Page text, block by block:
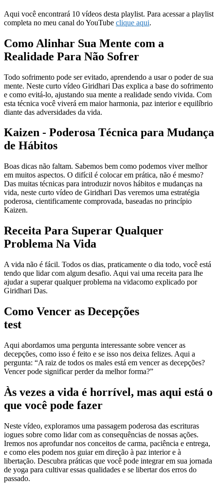
Aqui você encontrará 10 vídeos desta playlist. Para acessar a playlist
completa no meu canal do YouTube clique aqui.
Como Alinhar Sua Mente com a
Realidade Para Não Sofrer
Todo sofrimento pode ser evitado, aprendendo a usar o poder de sua
mente. Neste curto vídeo Giridhari Das explica a base do sofrimento
e como evitá-lo, ajustando sua mente a realidade sendo vivida. Com
esta técnica você viverá em maior harmonia, paz interior e equilíbrio
diante das adversidades da vida.
Kaizen - Poderosa Técnica para Mudança
de Hábitos
Boas dicas não faltam. Sabemos bem como podemos viver melhor
em muitos aspectos. O difícil é colocar em prática, não é mesmo?
Das muitas técnicas para introduzir novos hábitos e mudanças na
vida, neste curto vídeo de Giridhari Das veremos uma estratégia
poderosa, cientificamente comprovada, baseadas no princípio
Kaizen.
Receita Para Superar Qualquer
Problema Na Vida
A vida não é fácil. Todos os dias, praticamente o dia todo, você está
tendo que lidar com algum desafio. Aqui vai uma receita para lhe
ajudar a superar qualquer problema na vidacomo explicado por
Giridhari Das.
Como Vencer as Decepções
test
Aqui abordamos uma pergunta interessante sobre vencer as
decepções, como isso é feito e se isso nos deixa felizes. Aqui a
pergunta: “A raiz de todos os males está em vencer as decepções?
Vencer pode significar perder da melhor forma?”
Às vezes a vida é horrível, mas aqui está o
que você pode fazer
Neste vídeo, exploramos uma passagem poderosa das escrituras
iogues sobre como lidar com as consequências de nossas ações.
Iremos nos aprofundar nos conceitos de carma, paciência e entrega,
e como eles podem nos guiar em direção à paz interior e à
libertação. Descubra práticas que você pode integrar em sua jornada
de yoga para cultivar essas qualidades e se libertar dos erros do
passado.